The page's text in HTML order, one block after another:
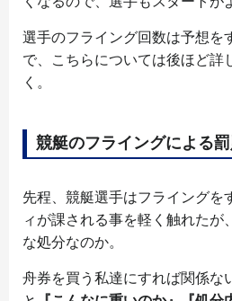
選手のフライング回数は予想を
で、こちらについては後ほど詳
く。
競艇のフライングによる
先程、競艇選手はフライングを
ィが課される事を軽く触れたが
な処分なのか。
舟券を買う私達にすれば関係な